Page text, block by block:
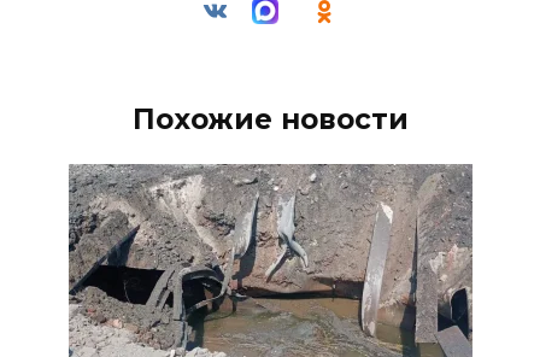
Похожие новости